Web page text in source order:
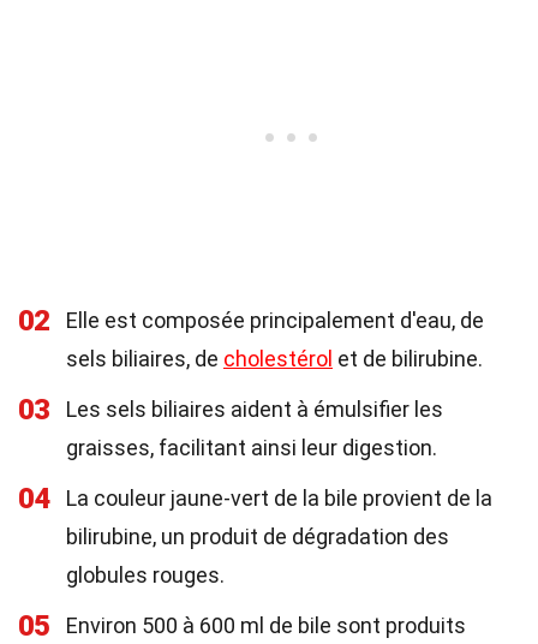
02
Elle est composée principalement d'eau, de
sels biliaires, de cholestérol et de bilirubine.
03
Les sels biliaires aident à émulsifier les
graisses, facilitant ainsi leur digestion.
04
La couleur jaune-vert de la bile provient de la
bilirubine, un produit de dégradation des
globules rouges.
05
Environ 500 à 600 ml de bile sont produits